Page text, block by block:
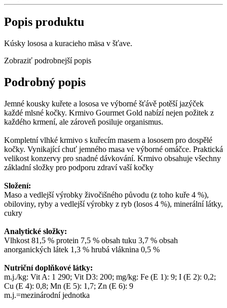
Popis produktu
Kúsky lososa a kuracieho mäsa v šťave.
Zobraziť podrobnejší popis
Podrobný popis
Jemné kousky kuřete a lososa ve výborné šťávě potěší jazýček
každé mlsné kočky. Krmivo Gourmet Gold nabízí nejen požitek z
každého krmení, ale zároveň posiluje organismus.
Kompletní vlhké krmivo s kuřecím masem a lososem pro dospělé
kočky. Vynikající chuť jemného masa ve výborné omáčce. Praktická
velikost konzervy pro snadné dávkování. Krmivo obsahuje všechny
základní složky pro podporu zdraví vaší kočky
Složení:
Maso a vedlejší výrobky živočišného původu (z toho kuře 4 %),
obiloviny, ryby a vedlejší výrobky z ryb (losos 4 %), minerální látky,
cukry
Analytické složky:
Vlhkost 81,5 % protein 7,5 % obsah tuku 3,7 % obsah
anorganických látek 1,3 % hrubá vláknina 0,5 %
Nutriční doplňkové látky:
m.j./kg: Vit A: 1 290; Vit D3: 200; mg/kg: Fe (E 1): 9; I (E 2): 0,2;
Cu (E 4): 0,8; Mn (E 5): 1,7; Zn (E 6): 9
m.j.=mezinárodní jednotka